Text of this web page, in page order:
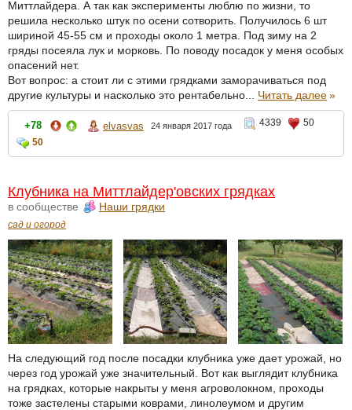
Миттлайдера. А так как эксперименты люблю по жизни, то
решила несколько штук по осени сотворить. Получилось 6 шт
шириной 45-55 см и проходы около 1 метра. Под зиму на 2
гряды посеяла лук и морковь. По поводу посадок у меня особых
опасений нет.
Вот вопрос: а стоит ли с этими грядками заморачиваться под
другие культуры и насколько это рентабельно... Читать далее»
+78 elvasvas 24 января 2017 года 4339
50
50
Клубника на Миттлайдер'овских грядках
в сообществе Наши грядки
сад и огород
На следующий год после посадки клубника уже дает урожай, но
через год урожай уже значительный. Вот как выглядит клубника
на грядках, которые накрыты у меня агроволокном, проходы
тоже застелены старыми коврами, линолеумом и другим